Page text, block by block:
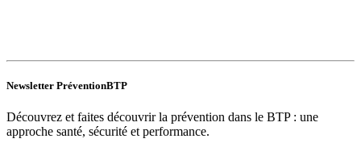
Newsletter PréventionBTP
Découvrez et faites découvrir la prévention dans le BTP : une
approche santé, sécurité et performance.